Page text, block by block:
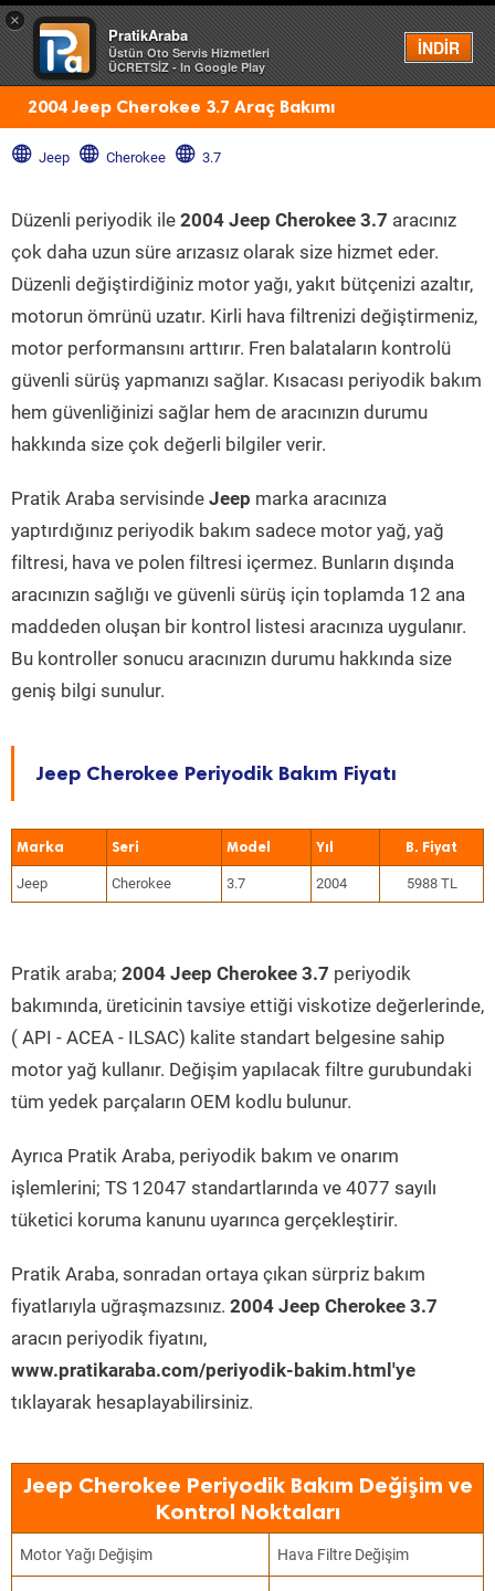
×
PratikAraba
Üstün Oto Servis Hizmetleri
ÜCRETSİZ - In Google Play
İNDİR
Menü
2004 Jeep Cherokee 3.7 Araç Bakımı
Jeep Cherokee 3.7
Düzenli periyodik ile 2004 Jeep Cherokee 3.7 aracınız
çok daha uzun süre arızasız olarak size hizmet eder.
Düzenli değiştirdiğiniz motor yağı, yakıt bütçenizi azaltır,
motorun ömrünü uzatır. Kirli hava filtrenizi değiştirmeniz,
motor performansını arttırır. Fren balataların kontrolü
güvenli sürüş yapmanızı sağlar. Kısacası periyodik bakım
hem güvenliğinizi sağlar hem de aracınızın durumu
hakkında size çok değerli bilgiler verir.
Pratik Araba servisinde Jeep marka aracınıza
yaptırdığınız periyodik bakım sadece motor yağ, yağ
filtresi, hava ve polen filtresi içermez. Bunların dışında
aracınızın sağlığı ve güvenli sürüş için toplamda 12 ana
maddeden oluşan bir kontrol listesi aracınıza uygulanır.
Bu kontroller sonucu aracınızın durumu hakkında size
geniş bilgi sunulur.
Jeep Cherokee Periyodik Bakım Fiyatı
Marka Seri Model Yıl
Jeep Cherokee 3.7 2004 5988 TL
Pratik araba; 2004 Jeep Cherokee 3.7 periyodik
bakımında, üreticinin tavsiye ettiği viskotize değerlerinde,
( API - ACEA - ILSAC) kalite standart belgesine sahip
motor yağ kullanır. Değişim yapılacak filtre gurubundaki
tüm yedek parçaların OEM kodlu bulunur.
Ayrıca Pratik Araba, periyodik bakım ve onarım
işlemlerini; TS 12047 standartlarında ve 4077 sayılı
tüketici koruma kanunu uyarınca gerçekleştirir.
Pratik Araba, sonradan ortaya çıkan sürpriz bakım
fiyatlarıyla uğraşmazsınız. 2004 Jeep Cherokee 3.7
aracın periyodik fiyatını,
www.pratikaraba.com/periyodik-bakim.html'ye
tıklayarak hesaplayabilirsiniz.
Jeep Cherokee Periyodik Bakım Değişim ve
Kontrol Noktaları
Motor Yağı Değişim Hava Filtre Değişim